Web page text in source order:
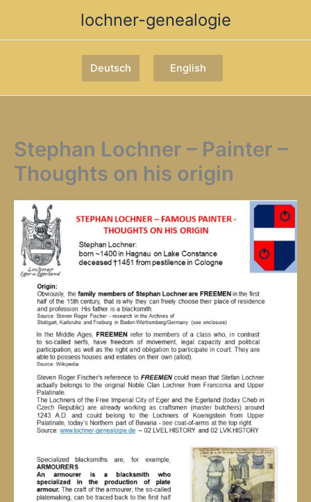
springen
lochner-genealogie
Deutsch English
Stephan Lochner – Painter –
Thoughts on his origin